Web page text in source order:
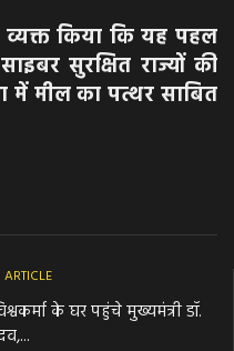
व्यक्त किया कि यह पहल
सुरक्षित राज्यों की
में मील का पत्थर साबित
के घर पहुंचे मुख्यमंत्री डॉ.